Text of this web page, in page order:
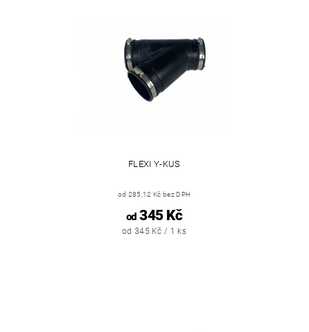
FLEXI Y-KUS
od 285,12 Kč bez DPH
od345 Kč
od 345 Kč / 1 ks